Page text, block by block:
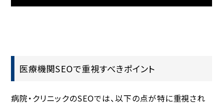
医療機関SEOで重視すべきポイント
病院・クリニックのSEOでは、以下の点が特に重視され